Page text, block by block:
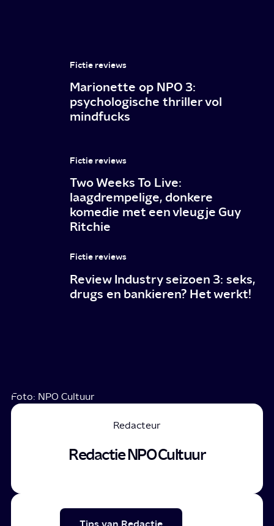
Fictie reviews
Marionette op NPO 3:
psychologische thriller vol
mindfucks
Fictie reviews
Two Weeks To Live:
laagdrempelige, donkere
komedie met een vleugje Guy
Ritchie
Fictie reviews
Review Industry seizoen 3: seks,
drugs en bankieren? Het werkt!
Foto: NPO Cultuur
Redacteur
Redactie NPO Cultuur